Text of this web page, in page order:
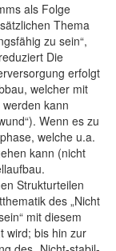
als Folge
Thema
zu sein“,
Die
erfolgt
welcher mit
kann
Wenn es zu
welche u.a.
kann (nicht
Strukturteilen
des „Nicht
mit diesem
wird; bis hin zur